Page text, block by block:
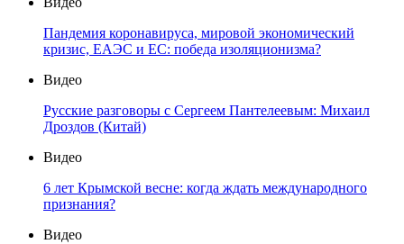
Пандемия коронавируса, мировой экономический
кризис, ЕАЭС и ЕС: победа изоляционизма?
Видео
Русские разговоры с Сергеем Пантелеевым: Михаил
Дроздов (Китай)
Видео
6 лет Крымской весне: когда ждать международного
признания?
Видео